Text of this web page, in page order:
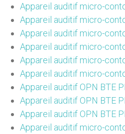
Appareil auditif micro-
Appareil auditif micro-
Appareil auditif micro-
Appareil auditif micro-
Appareil auditif micro-
Appareil auditif micro-
Appareil auditif OPN BTE
Appareil auditif OPN BTE
Appareil auditif OPN BTE
Appareil auditif micro-